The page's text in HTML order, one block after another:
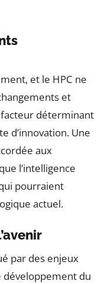
et le HPC ne
et
déterminant
d’innovation. Une
aux
l’intelligence
pourraient
actuel.
par des enjeux
développement du